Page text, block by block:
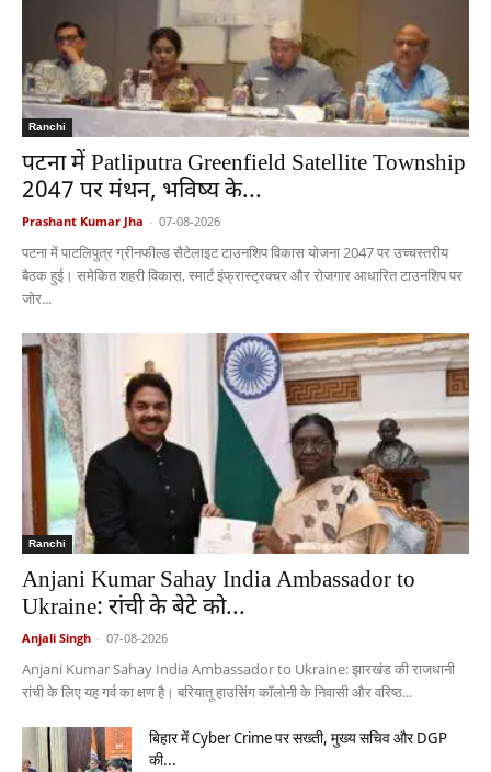
Ranchi
पटना में Patliputra Greenfield Satellite Township
2047 पर मंथन, भविष्य के...
Prashant Kumar Jha - 07-08-2026
पटना में पाटलिपुत्र ग्रीनफील्ड सैटेलाइट टाउनशिप विकास योजना 2047 पर उच्चस्तरीय
बैठक हुई। समेकित शहरी विकास, स्मार्ट इंफ्रास्ट्रक्चर और रोजगार आधारित टाउनशिप पर
जोर...
Ranchi
Anjani Kumar Sahay India Ambassador to
Ukraine: रांची के बेटे को...
Anjali Singh - 07-08-2026
Anjani Kumar Sahay India Ambassador to Ukraine: झारखंड की राजधानी
रांची के लिए यह गर्व का क्षण है। बरियातू हाउसिंग कॉलोनी के निवासी और वरिष्ठ...
बिहार में Cyber Crime पर सख्ती, मुख्य सचिव और DGP
की...